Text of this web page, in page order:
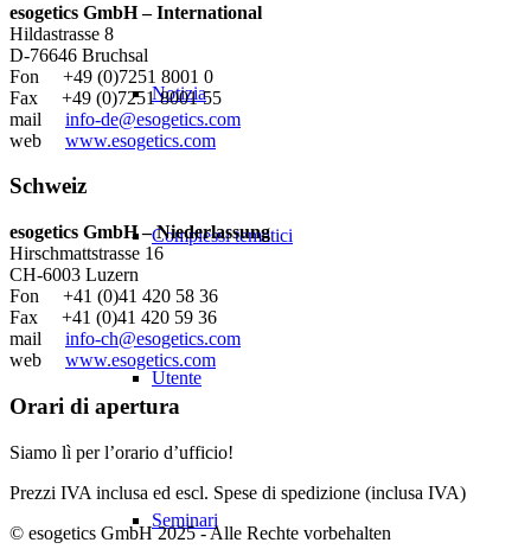
Notizia
Complessi tematici
Utente
Seminari
esogetics GmbH – International
Hildastrasse 8
D-76646 Bruchsal
Fon +49 (0)7251 8001 0
Fax +49 (0)7251 8001 55
mail info-de@esogetics.com
web www.esogetics.com
Schweiz
esogetics GmbH – Niederlassung
Hirschmattstrasse 16
CH-6003 Luzern
Fon +41 (0)41 420 58 36
Fax +41 (0)41 420 59 36
mail info-ch@esogetics.com
web www.esogetics.com
Orari di apertura
Siamo lì per l’orario d’ufficio!
Prezzi IVA inclusa ed escl. Spese di spedizione (inclusa IVA)
© esogetics GmbH 2025 - Alle Rechte vorbehalten